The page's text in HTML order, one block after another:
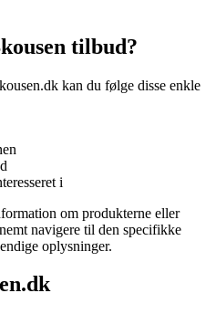
tilbud?
kan du følge disse enkle
i
om produkterne eller
navigere til den specifikke
oplysninger.